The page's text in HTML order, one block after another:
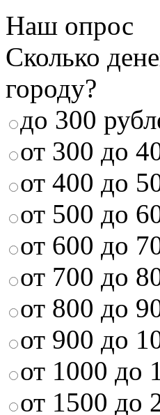
Наш опрос
Сколько
городу?
до 300
от 300 до
от 400 до
от 500 до
от 600 до
от 700 до
от 800 до
от 900 до
от 1000 до
от 1500 до